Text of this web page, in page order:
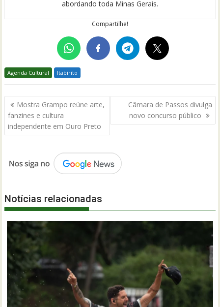
abordando toda Minas Gerais.
Compartilhe!
Agenda Cultural Itabirito
Navegação
de
Post
Mostra Grampo reúne arte,
fanzines e cultura
independente em Ouro Preto
Câmara de Passos divulga
novo concurso público
Notícias relacionadas